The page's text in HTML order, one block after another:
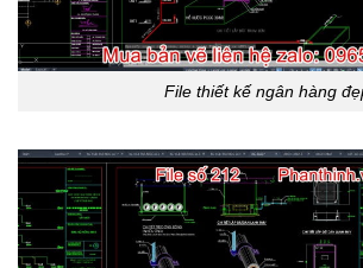
File thiết kế ngân hàng